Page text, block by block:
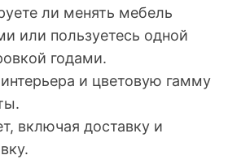
ли менять мебель
или пользуетесь одной
годами.
и цветовую гамму
включая доставку и